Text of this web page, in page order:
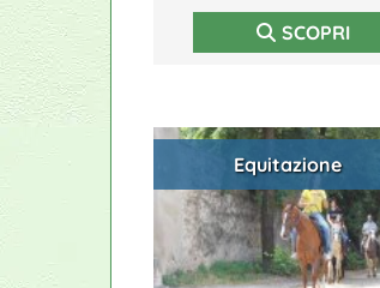
SCOPRI
Equitazione